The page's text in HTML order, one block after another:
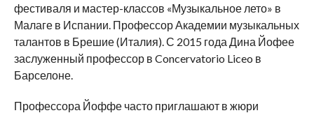
фестиваля и мастер-классов «Музыкальное лето» в
Малаге в Испании. Профессор Академии музыкальных
талантов в Брешие (Италия). С 2015 года Дина Йофее
заслуженный профессор в Concervatorio Liceo в
Барселоне.
Профессора Йоффе часто приглашают в жюри